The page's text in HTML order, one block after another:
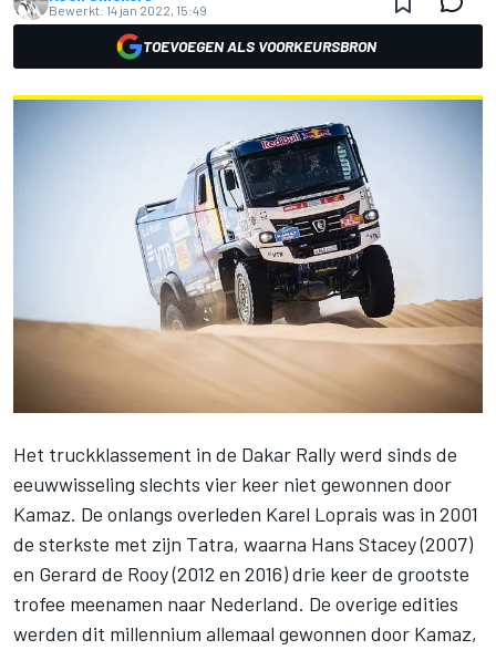
Bewerkt: 14 jan 2022, 15:49
TOEVOEGEN ALS VOORKEURSBRON
Het truckklassement in de Dakar Rally werd sinds de
eeuwwisseling slechts vier keer niet gewonnen door
Kamaz. De onlangs overleden Karel Loprais was in 2001
de sterkste met zijn Tatra, waarna Hans Stacey (2007)
en Gerard de Rooy (2012 en 2016) drie keer de grootste
trofee meenamen naar Nederland. De overige edities
werden dit millennium allemaal gewonnen door Kamaz,